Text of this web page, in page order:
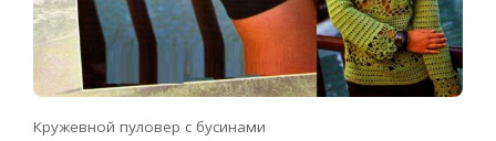
Кружевной пуловер с бусинами